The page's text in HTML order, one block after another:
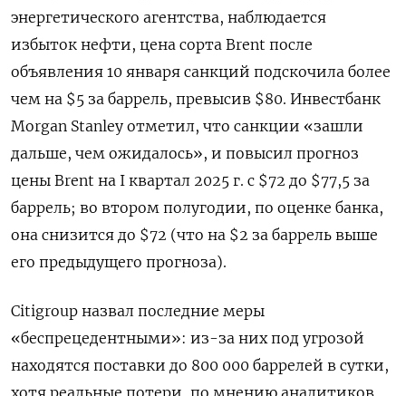
энергетического агентства, наблюдается
избыток нефти, цена сорта Brent после
объявления 10 января санкций подскочила более
чем на $5 за баррель, превысив $80. Инвестбанк
Morgan Stanley отметил, что санкции «зашли
дальше, чем ожидалось», и повысил прогноз
цены Brent на I квартал 2025 г. с $72 до $77,5 за
баррель; во втором полугодии, по оценке банка,
она снизится до $72 (что на $2 за баррель выше
его предыдущего прогноза).
Citigroup назвал последние меры
«беспрецедентными»: из-за них под угрозой
находятся поставки до 800 000 баррелей в сутки,
хотя реальные потери, по мнению аналитиков